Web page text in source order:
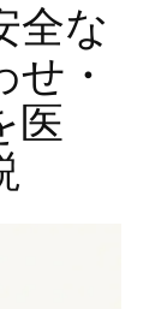
全な
・
医